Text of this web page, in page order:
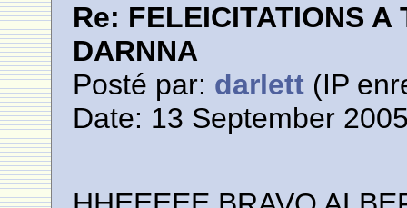
Re: FELEICITATIONS A
DARNNA
Posté par: darlett (IP
Date: 13 September